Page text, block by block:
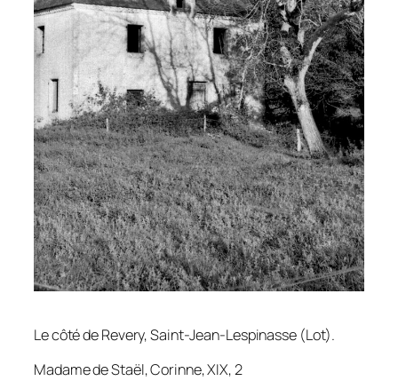
Le côté de Revery, Saint-Jean-Lespinasse (Lot).
Madame de Staël,Corinne, XIX, 2